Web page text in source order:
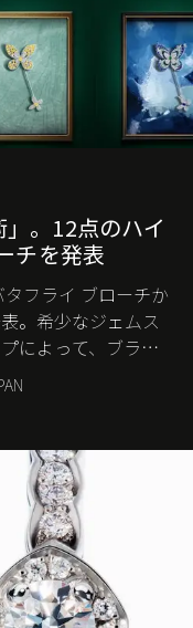
。12点のハイ
チを発表
フライ ブローチか
。希少なジェムス
によって、ブラン
を吹き込む。